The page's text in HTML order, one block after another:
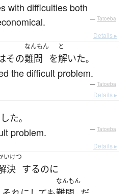
with difficulties both
— Tatoeba
Details ▸
その
なんもん
難問 を
と
解いた。
the difficult problem.
— Tatoeba
Details ▸
した。
problem. — Tatoeba
Details ▸
いけつ
決 するのに
なんもん